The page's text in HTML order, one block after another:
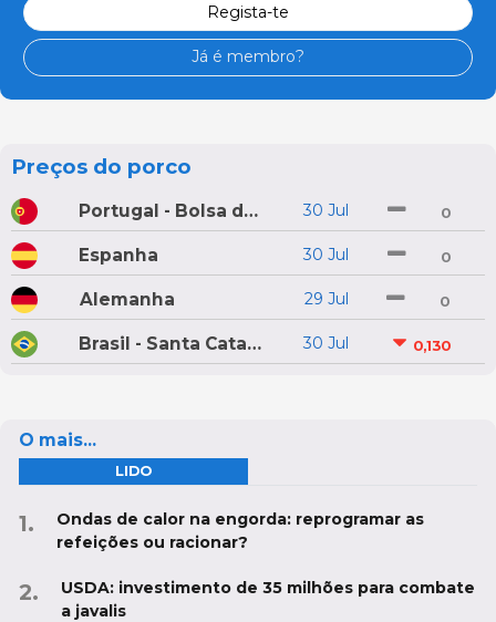
Regista-te
Já é membro?
Preços do porco
Portugal - Bolsa do Porco do Montijo 30 Jul 0
Espanha 30 Jul 0
Alemanha 29 Jul 0
Brasil - Santa Catarina 30 Jul 0,130
O mais...
LIDO
Ondas de calor na engorda: reprogramar as
refeições ou racionar?
USDA: investimento de 35 milhões para combate
a javalis